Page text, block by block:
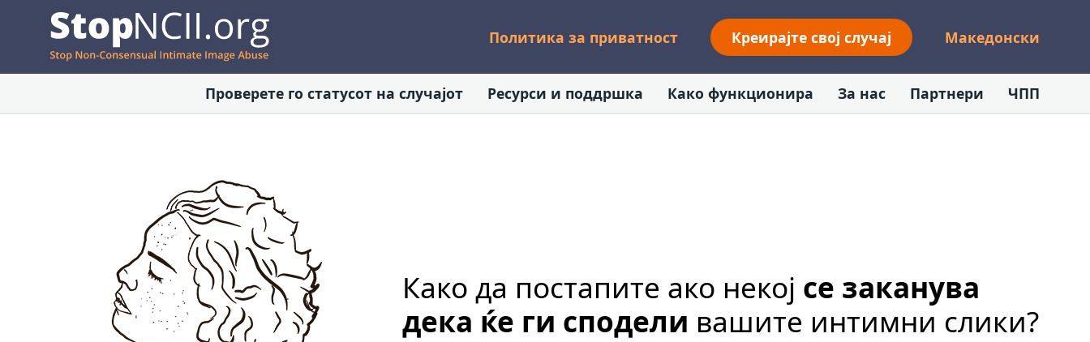
Политика за приватност Креирајте свој случај Македонски
Проверете го статусот на случајот Ресурси и поддршка Како функционира За нас Партнери ЧПП
Како да постапите ако некој се заканува
дека ќе ги сподели вашите интимни слики?